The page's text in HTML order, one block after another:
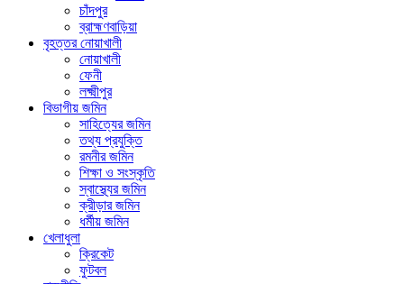
চাঁদপুর
ব্রাহ্মণবাড়িয়া
বৃহত্তর নোয়াখালী
নোয়াখালী
ফেনী
লক্ষ্মীপুর
বিভাগীয় জমিন
সাহিত্যের জমিন
তথ্য প্রযুক্তি
রমনীর জমিন
শিক্ষা ও সংস্কৃতি
স্বাস্থ্যের জমিন
ক্রীড়ার জমিন
ধর্মীয় জমিন
খেলাধুলা
ক্রিকেট
ফুটবল